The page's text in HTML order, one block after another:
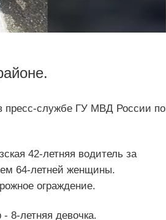
пресс-службе ГУ МВД России по
42-летняя водитель за
64-летней женщины.
ограждение.
8-летняя девочка.